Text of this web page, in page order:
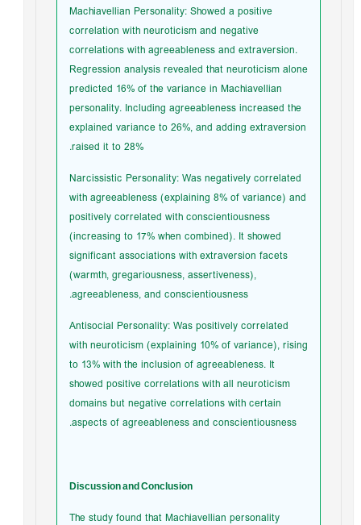
Machiavellian Personality: Showed a positive
correlation with neuroticism and negative
correlations with agreeableness and extraversion.
Regression analysis revealed that neuroticism alone
predicted 16% of the variance in Machiavellian
personality. Including agreeableness increased the
explained variance to 26%, and adding extraversion
raised it to 28%.
Narcissistic Personality: Was negatively correlated
with agreeableness (explaining 8% of variance) and
positively correlated with conscientiousness
(increasing to 17% when combined). It showed
significant associations with extraversion facets
(warmth, gregariousness, assertiveness),
agreeableness, and conscientiousness.
Antisocial Personality: Was positively correlated
with neuroticism (explaining 10% of variance), rising
to 13% with the inclusion of agreeableness. It
showed positive correlations with all neuroticism
domains but negative correlations with certain
aspects of agreeableness and conscientiousness.
Discussion and Conclusion
The study found that Machiavellian personality